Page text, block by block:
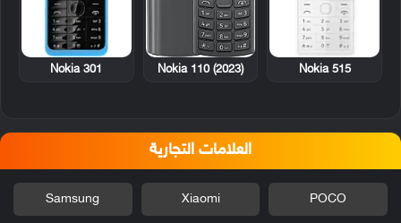
Nokia 515
Nokia 110 (2023)
Nokia 301
العلامات التجارية
POCO
Xiaomi
Samsung